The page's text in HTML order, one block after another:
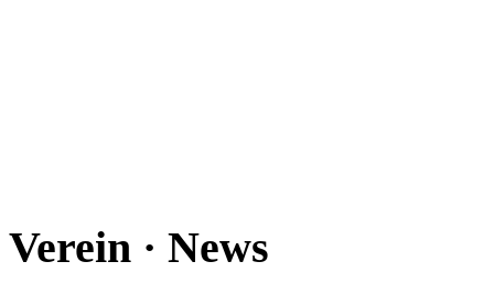
Verein · News